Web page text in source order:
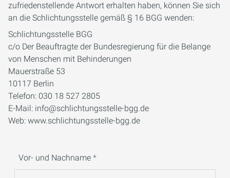
zufriedenstellende Antwort erhalten haben, können Sie sich
an die Schlichtungsstelle gemäß § 16 BGG wenden:
Schlichtungsstelle BGG
c/o Der Beauftragte der Bundesregierung für die Belange
von Menschen mit Behinderungen
Mauerstraße 53
10117 Berlin
Telefon: 030 18 527 2805
E-Mail: info@schlichtungsstelle-bgg.de
Web: www.schlichtungsstelle-bgg.de
Vor- und Nachname